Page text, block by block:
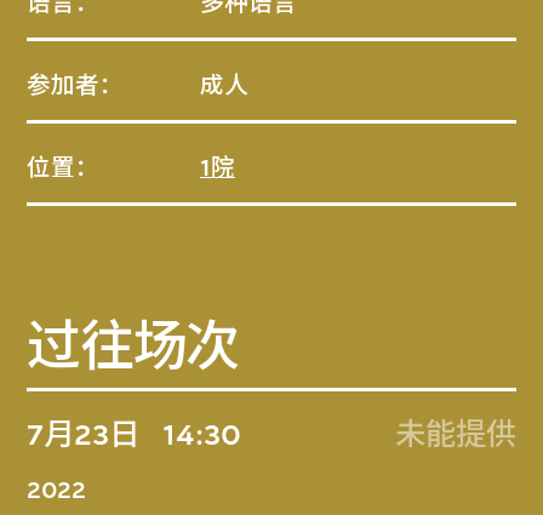
参加者： 成人
位置： 1院
过往场次
7月23日
2022
14:30 未能提供